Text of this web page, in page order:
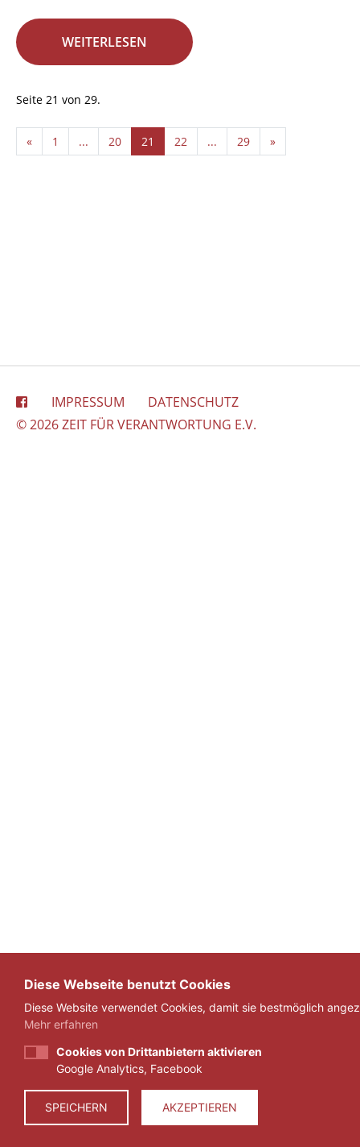
WEITERLESEN
Seite 21 von 29.
« 1 ... 20 21 22 ... 29 »
IMPRESSUM
DATENSCHUTZ
© 2026 ZEIT FÜR VERANTWORTUNG E.V.
Diese Webseite benutzt Cookies
Diese Website verwendet Cookies, damit sie bestmöglich
Mehr erfahren
Cookies von Drittanbietern aktivieren
Google Analytics, Facebook
SPEICHERN AKZEPTIEREN